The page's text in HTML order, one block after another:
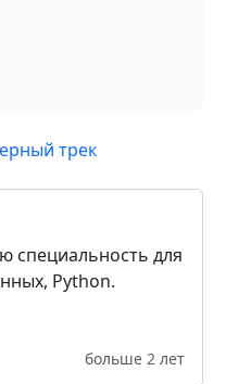
трек
специальность для
Python.
больше 2 лет